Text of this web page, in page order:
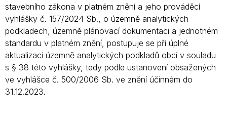
stavebního zákona v platném znění a jeho prováděcí
vyhlášky č. 157/2024 Sb., o územně analytických
podkladech, územně plánovací dokumentaci a jednotném
standardu v platném znění, postupuje se při úplné
aktualizaci územně analytických podkladů obcí v souladu
s § 38 této vyhlášky, tedy podle ustanovení obsažených
ve vyhlášce č. 500/2006 Sb. ve znění účinném do
31.12.2023.